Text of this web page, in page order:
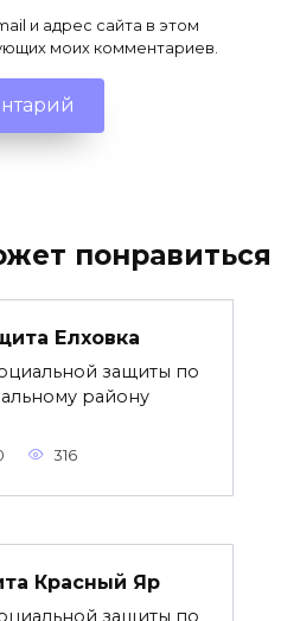
и адрес сайта в этом
моих комментариев.
понравиться
Елховка
защиты по
району
316
Красный Яр
защиты по